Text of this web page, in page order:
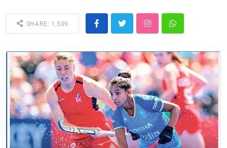
SHARE: 1,509